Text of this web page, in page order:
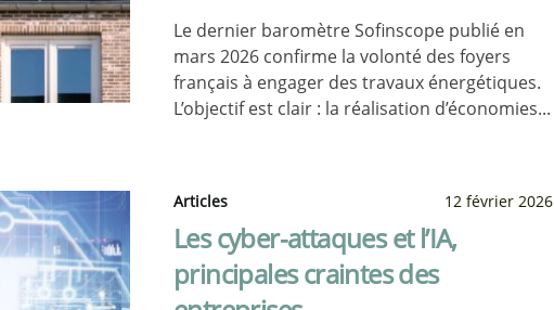
Le dernier baromètre Sofinscope publié en
mars 2026 confirme la volonté des foyers
français à engager des travaux énergétiques.
L’objectif est clair : la réalisation d’économies...
Articles 12 février 2026
Les cyber-attaques et l’IA,
principales craintes des